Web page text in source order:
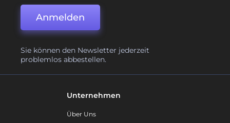
Anmelden
Sie können den Newsletter jederzeit
problemlos abbestellen.
Unternehmen
Über Uns